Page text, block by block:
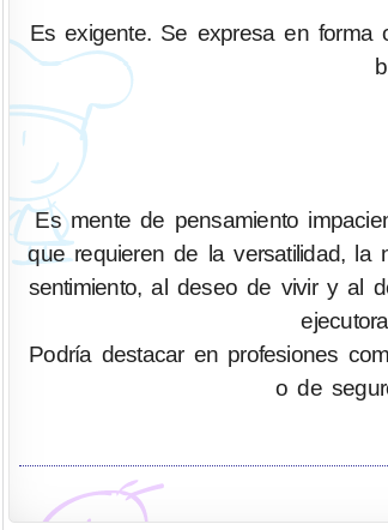
Es exigente. Se expresa en forma
Es mente de pensamiento
que requieren de la versatilidad,
sentimiento, al deseo de vivir y al
Podría destacar en profesiones
o de